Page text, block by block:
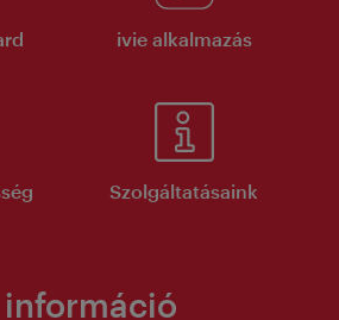
ivie alkalmazás
Szolgáltatásaink